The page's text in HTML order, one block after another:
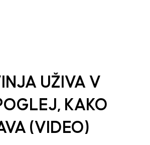
UŽIVA V
KAKO
(VIDEO)